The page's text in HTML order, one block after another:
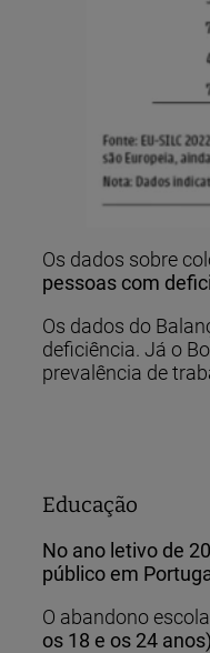
Os dados sobre
pessoas com
Os dados do
deficiência. Já o
prevalência de
Educação
No ano letivo de
público em
O abandono
os 18 e os 24